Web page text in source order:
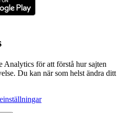
Analytics för att förstå hur sajten
Du kan när som helst ändra ditt